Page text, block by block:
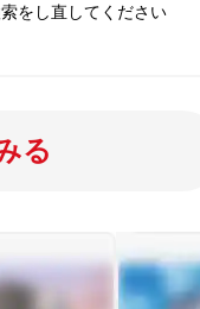
をし直してください
る